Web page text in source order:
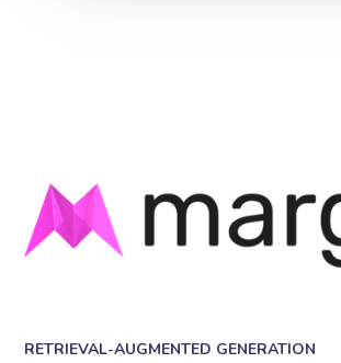
RETRIEVAL-AUGMENTED GENERATION